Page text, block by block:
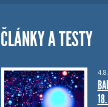
ČLÁNKY A TESTY